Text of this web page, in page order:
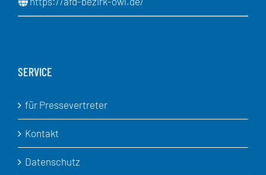
SERVICE
für Pressevertreter
Kontakt
Datenschutz